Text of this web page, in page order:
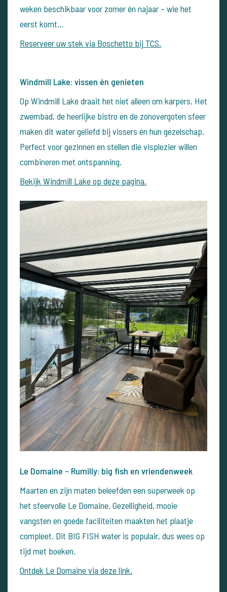
weken beschikbaar voor zomer én najaar – wie het
eerst komt…
Reserveer uw stek via Boschetto bij TCS.
Windmill Lake: vissen én genieten
Op Windmill Lake draait het niet alleen om karpers. Het
zwembad, de heerlijke bistro en de zonovergoten sfeer
maken dit water geliefd bij vissers én hun gezelschap.
Perfect voor gezinnen en stellen die visplezier willen
combineren met ontspanning.
Bekijk Windmill Lake op deze pagina.
Le Domaine – Rumilly: big fish en vriendenweek
Maarten en zijn maten beleefden een superweek op
het sfeervolle Le Domaine. Gezelligheid, mooie
vangsten en goede faciliteiten maakten het plaatje
compleet. Dit BIG FISH water is populair, dus wees op
tijd met boeken.
Ontdek Le Domaine via deze link.